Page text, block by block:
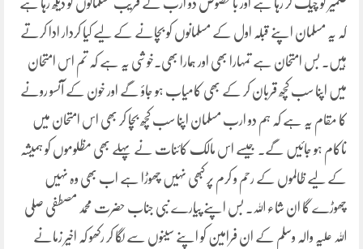
ضمیر کو چیک کر رہا ہے اور بالخصوص دو ارب کے قریب مسلمانوں کو دیکھ رہا ہے
کہ یہ مسلمان اپنے قبلہ اول کے مسلمانوں کو بچانے کے لیے کیا کردار ادا کرتے
ہیں۔ بس امتحان ہے تمہارا بھی اور ہمارا بھی۔خوشی یہ ہے کہ تم اس امتحان
میں اپنا سب کچھ قربان کر کے بھی کامیاب ہو جاؤ گے اور خون کے آنسو رونے
کا مقام یہ ہے کہ ہم دو ارب مسلمان اپنا سب کچھ بچا کر بھی اس امتحان میں
ناکام ہو جائیں گے۔ جیسے اس مالک کائنات نے پہلے بھی مظلوموں کو ہمیشہ
کے لیے ظالموں کے رحم و کرم پر کبھی نہیں چھوڑا ہے اب بھی وہ نہیں
چھوڑے گا ان شاء اللہ۔ بس اپنے پیارے نبی جناب حضرت محمد مصطفی صلی
اللہ علیہ والہ وسلم کے ان فرامین کو اپنے سینوں سے لگا کر رکھو کہ اخیر زمانے